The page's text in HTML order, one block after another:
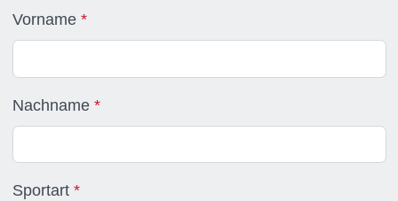
Vorname
Nachname
Sportart